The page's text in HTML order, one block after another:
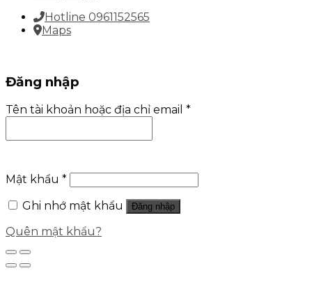
Hotline 0961152565
Maps
Đăng nhập
Tên tài khoản hoặc địa chỉ email *
Mật khẩu *
Ghi nhớ mật khẩu
Đăng nhập
Quên mật khẩu?